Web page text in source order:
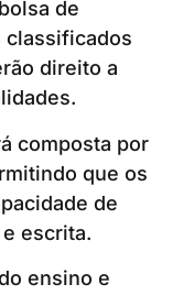
de
classificados
direito a
composta por
que os
de
escrita.
ensino e